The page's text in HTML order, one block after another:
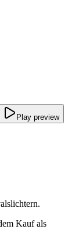
Play preview
Kauf als